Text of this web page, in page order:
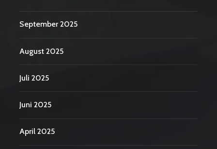
September 2025
August 2025
Juli 2025
Juni 2025
April 2025